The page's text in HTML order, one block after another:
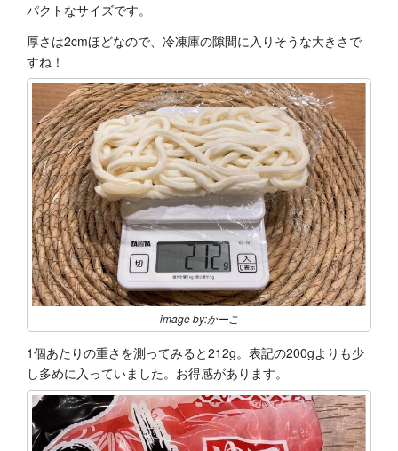
パクトなサイズです。
厚さは2cmほどなので、冷凍庫の隙間に入りそうな大きさで
すね！
image by:かーこ
1個あたりの重さを測ってみると212g。表記の200gよりも少
し多めに入っていました。お得感があります。